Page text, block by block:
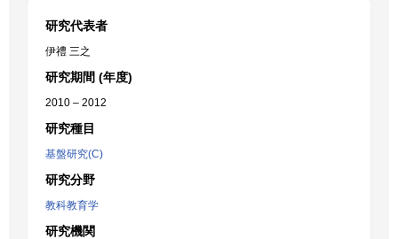
研究代表者
伊禮 三之
研究期間 (年度)
2010 – 2012
研究種目
基盤研究(C)
研究分野
教科教育学
研究機関